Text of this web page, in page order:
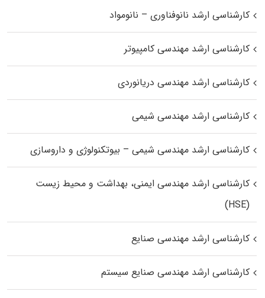
کارشناسی ارشد نانوفناوری – نانومواد
کارشناسی ارشد مهندسی کامپیوتر
کارشناسی ارشد مهندسی دریانوردی
کارشناسی ارشد مهندسی شیمی
کارشناسی ارشد مهندسی شیمی – بیوتکنولوژی و داروسازی
کارشناسی ارشد مهندسی ایمنی، بهداشت و محیط زیست
(HSE)
کارشناسی ارشد مهندسی صنایع
کارشناسی ارشد مهندسی صنایع سیستم